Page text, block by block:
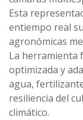
Esta
entiempo real
agronómicas
La herramienta
optimizada y
agua,
resiliencia del
climático.